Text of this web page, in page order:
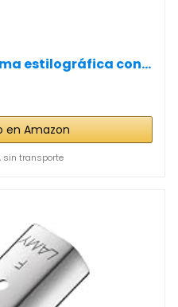
estilográfica con...
en Amazon
sin transporte